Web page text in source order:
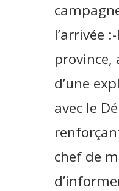
l’arrivée
province,
d’une
avec le
chef de